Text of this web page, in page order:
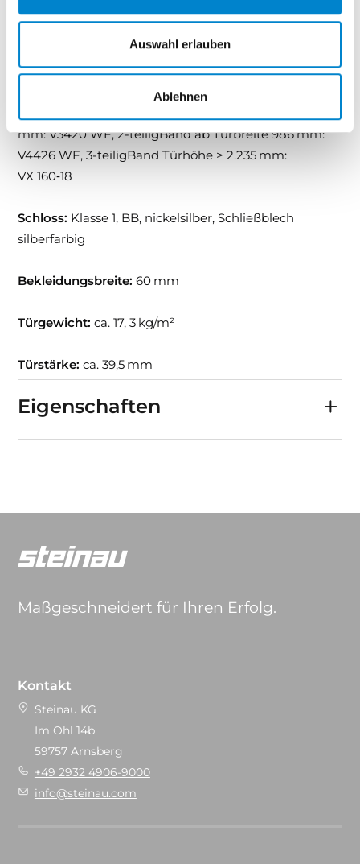
Auswahl erlauben
Ablehnen
Zubehör
4Protect Kantenschutz:bei allen Türen in eckiger
oder stumpfer AusführungZargemit runder Kante
mm: V3420 WF, 2-teiligBand ab Türbreite 986 mm:
V4426 WF, 3-teiligBand Türhöhe > 2.235 mm:
VX 160‑18
Schloss: Klasse 1, BB, nickelsilber, Schließblech
silberfarbig
Bekleidungsbreite:60 mm
Türgewicht:ca. 17, 3 kg/m²
Türstärke: ca. 39,5 mm
Eigenschaften
Maßgeschneidert für Ihren Erfolg.
Kontakt
Steinau KG
Im Ohl 14b
59757 Arnsberg
+49 2932 4906-9000
info@steinau.com